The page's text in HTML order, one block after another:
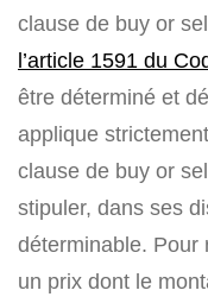
clause de buy or
l’article 1591 du
être déterminé et
applique
clause de buy or
stipuler, dans ses
déterminable. Pour
un prix dont le